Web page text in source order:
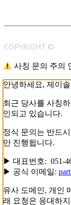
COPYRIGHT ©
사칭 문의 주의
안녕하세요, 제이
최근 당사를 사칭
인되고 있습니다.
정식 문의는 반드
만 진행됩니다.
▶ 대표번호: 051-
▶ 공식 이메일:
유사 도메인, 개인
래 요청은 응대하